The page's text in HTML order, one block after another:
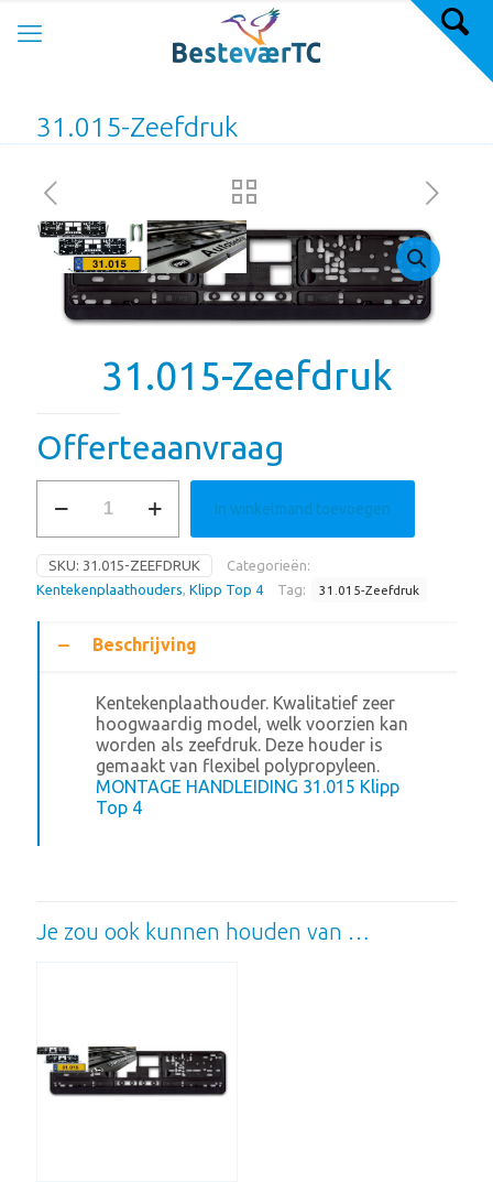
31.015-Zeefdruk
31.015-Zeefdruk
Offerteaanvraag
Zeefdruk
In winkelmand toevoegen
SKU: 31.015-ZEEFDRUK
Categorieën:
Kentekenplaathouders Klipp Top 4 Tag: 31.015-Zeefdruk
Beschrijving
Kentekenplaathouder. Kwalitatief zeer
hoogwaardig model, welk voorzien kan
worden als zeefdruk. Deze houder is
gemaakt van flexibel polypropyleen.
MONTAGE HANDLEIDING 31.015 Klipp
Top 4
Je zou ook kunnen houden van …